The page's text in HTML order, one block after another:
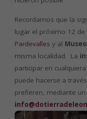
Recordamos que la
lugar el próximo 12
Pardevalles y al
misma localidad. La
participar en
puede hacerse a
prefieren, mediante